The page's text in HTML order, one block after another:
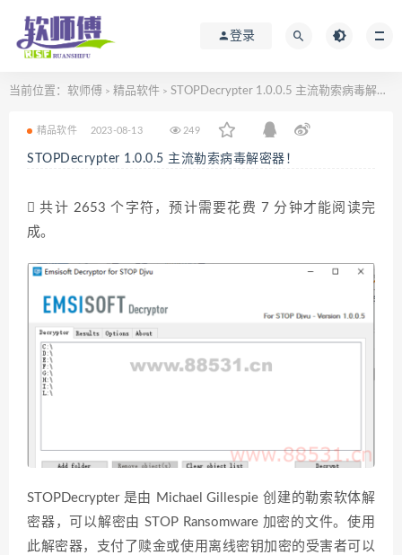
登录
当前位置： 软师傅 > 精品软件 > STOPDecrypter 1.0.0.5 主流勒索病毒解密器！
精品软件 2023-08-13 249
STOPDecrypter 1.0.0.5 主流勒索病毒解密器！
共计 2653 个字符，预计需要花费 7 分钟才能阅读完
成。
STOPDecrypter 是由 Michael Gillespie 创建的勒索软体解
密器，可以解密由 STOP Ransomware 加密的文件。使用
此解密器，支付了赎金或使用离线密钥加密的受害者可以